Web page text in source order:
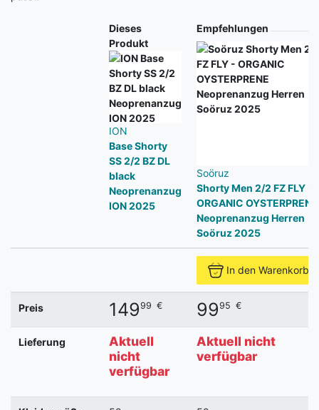
Dieses
Produkt
ION
Base Shorty
SS 2/2 BZ DL
black
Neoprenanzug
ION 2025
Empfehlungen
Soöruz
Shorty Men 2/2 FZ FLY -
ORGANIC OYSTERPRENE
Neoprenanzug Herren
Soöruz 2025
In den Warenkorb
Preis 14999 € 9995 €
Lieferung
Aktuell
nicht
verfügbar
Aktuell nicht
verfügbar